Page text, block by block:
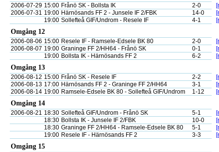
2006-07-29 15:00 Frånö SK - Bollsta IK 2-0
2006-07-31 19:00 Härnösands FF 2 - Junsele IF 2/FBK 14-0
19:00 Sollefteå GIF/Undrom - Resele IF 4-1
Omgång 12
2006-08-06 15:00 Resele IF - Ramsele-Edsele BK 80 2-0
2006-08-07 19:00 Graninge FF 2/HH64 - Frånö SK 0-1
19:00 Bollsta IK - Härnösands FF 2 6-2
Omgång 13
2006-08-12 15:00 Frånö SK - Resele IF 2-2
2006-08-13 17:00 Härnösands FF 2 - Graninge FF 2/HH64 3-1
2006-08-14 19:00 Ramsele-Edsele BK 80 - Sollefteå GIF/Undrom 1-12
Omgång 14
2006-08-21 18:30 Sollefteå GIF/Undrom - Frånö SK 5-1
18:30 Bollsta IK - Junsele IF 2/FBK 10-0
18:30 Graninge FF 2/HH64 - Ramsele-Edsele BK 80 5-1
19:00 Resele IF - Härnösands FF 2 3-3
Omgång 15